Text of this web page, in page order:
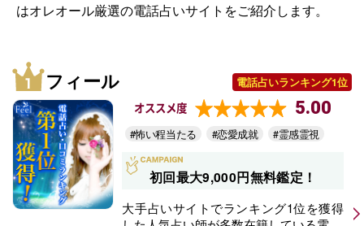
はオレオール厳選の電話占いサイトをご紹介します。
フィール 電話占いランキング1位
オススメ度 5.00
#怖い程当たる #恋愛成就 #霊感霊視
初回最大9,000円無料鑑定！
大手占いサイトでランキング1位を獲得